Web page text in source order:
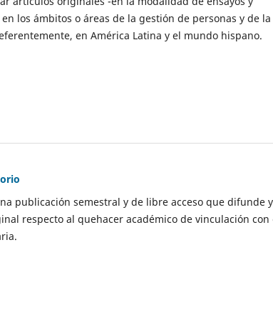
los ámbitos o áreas de la gestión de personas y de la
en América Latina y el mundo hispano.
publicación semestral y de libre acceso que difunde y
respecto al quehacer académico de vinculación con